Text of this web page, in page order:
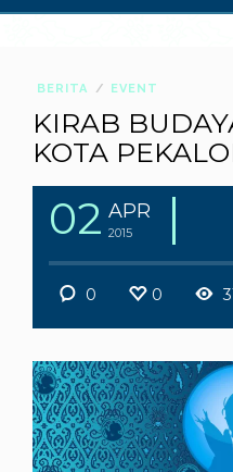
BERITA EVENT
KIRAB
KOTA
02 APR
2015
0 0